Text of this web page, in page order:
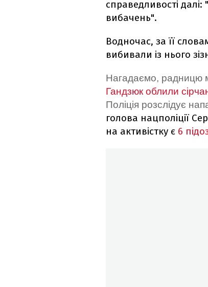
справедливості
вибачень".
Водночас, за її
вибивали із нього
Нагадаємо, радницю
Гандзюк облили
Поліція розслідує
голова нацполіції
на активістку є 6